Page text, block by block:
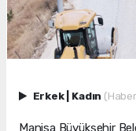
Erkek Kadın